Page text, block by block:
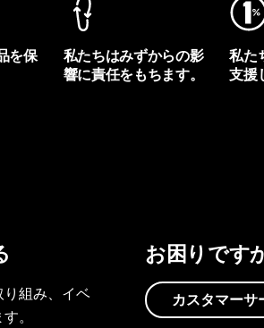
を保
私たちはみずからの影
響に責任をもちます。
私た
支援
組み、イベ
。
お困りです
カスタマーサ